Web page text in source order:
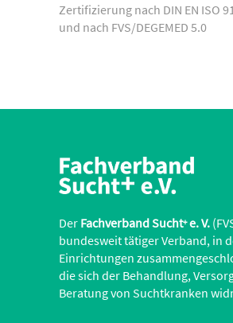
Zertifizierung nach DIN EN ISO
und nach FVS/DEGEMED 5.0
Der Fachverband Sucht+e. V.
bundesweit tätiger Verband, in
Einrichtungen
die sich der Behandlung,
Beratung von Suchtkranken